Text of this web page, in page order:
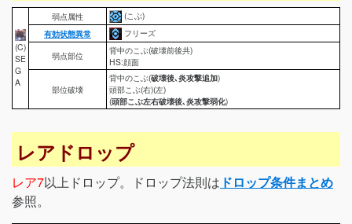
(C)
SE
G
A
弱点属性
(こぶ)
有効状態異常
フリーズ
弱点部位
背中のこぶ(破壊前後共)
HS:顔面
部位破壊
背中のこぶ(破壊後､炎攻撃追加)
頭部こぶ(右)(左)
(頭部こぶ左右破壊後､炎攻撃弱化)
レアドロップ
レア7以上ドロップ。ドロップ法則は ドロップ条件まとめ
参照。